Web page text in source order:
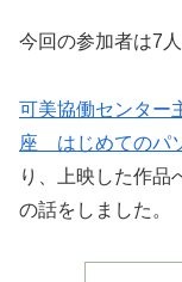
今回の参加者は7人
可美協働センター
座 はじめてのパ
り、上映した作品
の話をしました。